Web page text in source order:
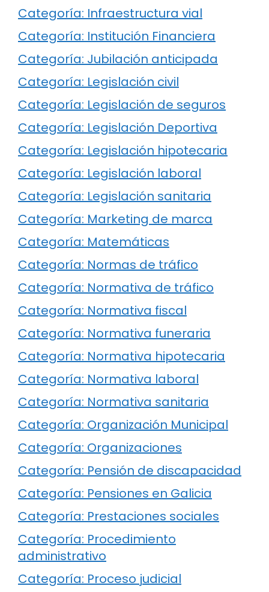
Categoría: Infraestructura vial
Categoría: Institución Financiera
Categoría: Jubilación anticipada
Categoría: Legislación civil
Categoría: Legislación de seguros
Categoría: Legislación Deportiva
Categoría: Legislación hipotecaria
Categoría: Legislación laboral
Categoría: Legislación sanitaria
Categoría: Marketing de marca
Categoría: Matemáticas
Categoría: Normas de tráfico
Categoría: Normativa de tráfico
Categoría: Normativa fiscal
Categoría: Normativa funeraria
Categoría: Normativa hipotecaria
Categoría: Normativa laboral
Categoría: Normativa sanitaria
Categoría: Organización Municipal
Categoría: Organizaciones
Categoría: Pensión de discapacidad
Categoría: Pensiones en Galicia
Categoría: Prestaciones sociales
Categoría: Procedimiento
administrativo
Categoría: Proceso judicial